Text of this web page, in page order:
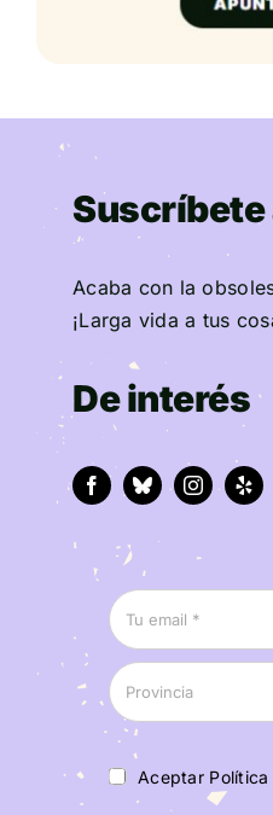
Acaba con la
¡Larga vida a tus
De interés
Aceptar